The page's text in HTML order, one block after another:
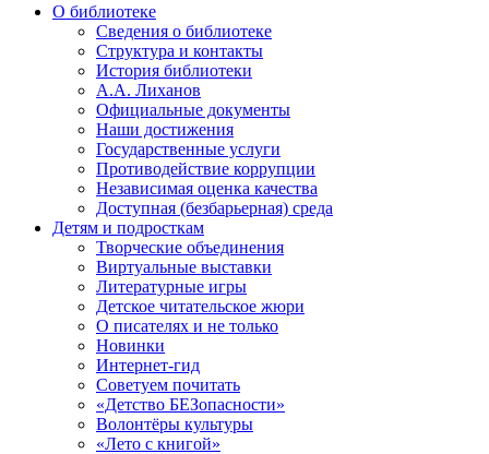
О библиотеке
Сведения о библиотеке
Структура и контакты
История библиотеки
А.А. Лиханов
Официальные документы
Наши достижения
Государственные услуги
Противодействие коррупции
Независимая оценка качества
Доступная (безбарьерная) среда
Детям и подросткам
Творческие объединения
Виртуальные выставки
Литературные игры
Детское читательское жюри
О писателях и не только
Новинки
Интернет-гид
Советуем почитать
«Детство БЕЗопасности»
Волонтёры культуры
«Лето с книгой»